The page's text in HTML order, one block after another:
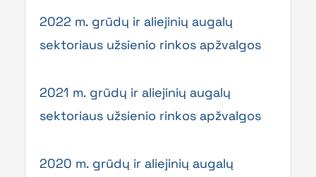
2022 m. grūdų ir aliejinių augalų
sektoriaus užsienio rinkos apžvalgos
2021 m. grūdų ir aliejinių augalų
sektoriaus užsienio rinkos apžvalgos
2020 m. grūdų ir aliejinių augalų